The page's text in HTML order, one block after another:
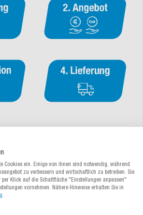
↓
unter:
ansehen
Cookies ein. Einige von ihnen sind notwendig, während
zu verbessern und wirtschaftlich zu betreiben. Sie
Klick auf die Schaltfläche "Einstellungen anpassen"
vornehmen. Nähere Hinweise erhalten Sie in
.